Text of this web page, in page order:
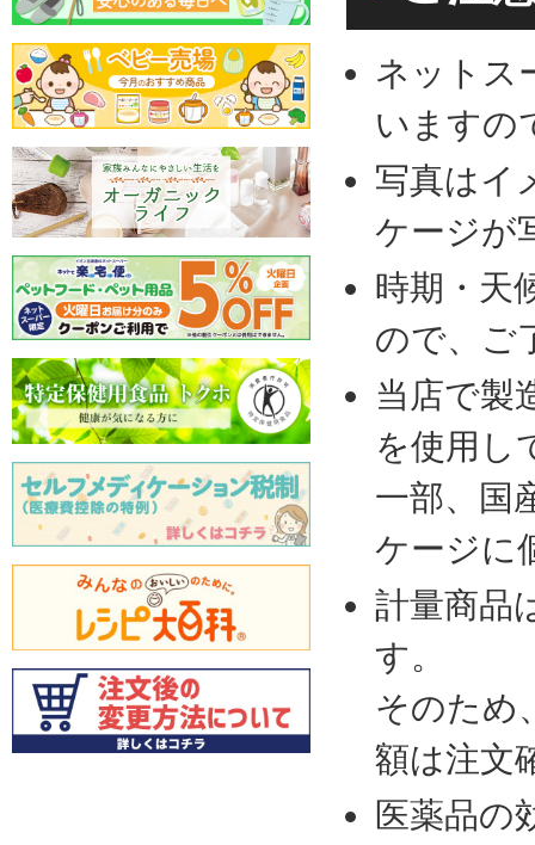
ネットス
いますの
写真はイ
ケージが
時期・天
ので、ご
当店で製
を使用し
一部、国
ケージに
計量商品
す。
そのため
額は注文
医薬品の